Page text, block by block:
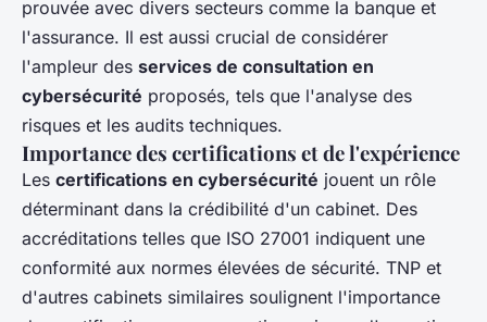
prouvée avec divers secteurs comme la banque et
l'assurance. Il est aussi crucial de considérer
l'ampleur des services de consultation en
cybersécurité proposés, tels que l'analyse des
risques et les audits techniques.
Importance des certifications et de l'expérience
Les certifications en cybersécurité jouent un rôle
déterminant dans la crédibilité d'un cabinet. Des
accréditations telles que ISO 27001 indiquent une
conformité aux normes élevées de sécurité. TNP et
d'autres cabinets similaires soulignent l'importance